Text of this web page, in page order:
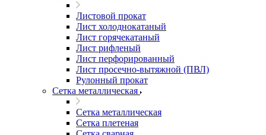
Листовой прокат
Лист холоднокатаный
Лист горячекатаный
Лист рифленый
Лист перфорированный
Лист просечно-вытяжной (ПВЛ)
Рулонный прокат
Сетка металлическая
Сетка металлическая
Сетка плетеная